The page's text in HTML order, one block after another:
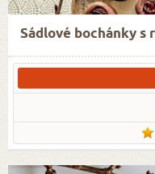
Sádlové bochánky s